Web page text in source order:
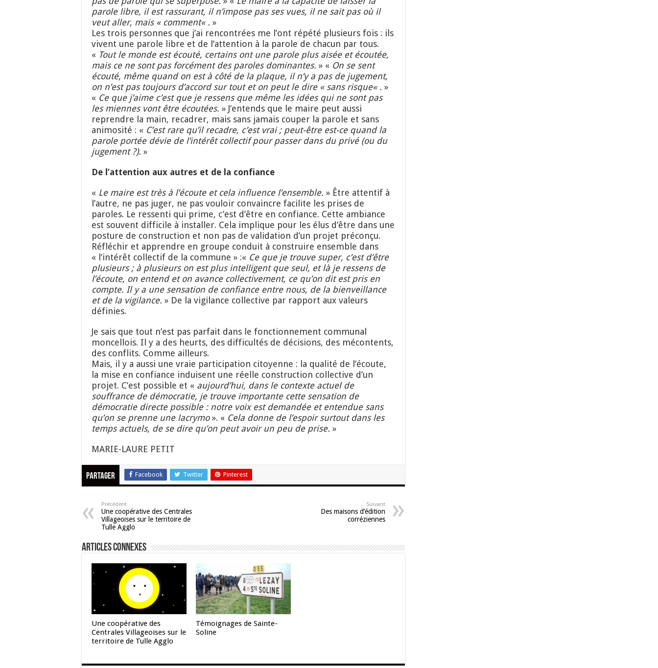
parole libre, il est rassurant, il n’impose pas ses vues, il ne sait pas où il
veut aller, mais « comment« . »
Les trois personnes que j’ai rencontrées me l’ont répété plusieurs fois : ils
vivent une parole libre et de l’attention à la parole de chacun par tous.
« Tout le monde est écouté, certains ont une parole plus aisée et écoutée,
mais ce ne sont pas forcément des paroles dominantes. » « On se sent
écouté, même quand on est à côté de la plaque, il n’y a pas de jugement,
on n’est pas toujours d’accord sur tout et on peut le dire « sans risque« . »
« Ce que j’aime c’est que je ressens quemême les idées qui ne sont pas
les miennes vont être écoutées. » J’entends que le maire peut aussi
reprendre la main, recadrer, mais sans jamais couper la parole et sans
animosité : « C’est rare qu’il recadre, c’est vrai ; peut-être est-ce quand la
parole portée dévie de l’intérêt collectif pour passer dans du privé (ou du
jugement ?). »
De l’attention aux autres et de la confiance
« Le maire est très à l’écoute et cela influence l’ensemble. » Être attentif à
l’autre, ne pas juger, ne pas vouloir convaincre facilite les prises de
paroles. Le ressenti qui prime, c’est d’être en confiance. Cette ambiance
est souvent difficile à installer. Cela implique pour les élus d’être dans une
posture de construction et non pas de validation d’un projet préconçu.
Réfléchir et apprendre en groupe conduit à construire ensemble dans
« l’intérêt collectif de la commune » :« Ce que je trouve super, c’est d’être
plusieurs ; à plusieurs on est plus intelligent que seul, et là je ressens de
l’écoute, on entend et on avance collectivement, ce qu’on dit est pris en
compte. Il y a une sensation de confiance entre nous, de la bienveillance
et de la vigilance. » De la vigilance collective par rapport aux valeurs
définies.
Je sais que tout n’est pas parfait dans le fonctionnement communal
moncellois. Il y a des heurts, des difficultés de décisions, des mécontents,
des conflits. Comme ailleurs.
Mais, il y a aussi une vraie participation citoyenne : la qualité de l’écoute,
la mise en confiance induisent une réelle construction collective d’un
projet. C’est possible et « aujourd’hui, dans le contexte actuel de
souffrance de démocratie, je trouve importante cette sensation de
démocratie directe possible : notre voix est demandée et entendue sans
qu’on se prenne une lacrymo». « Cela donne de l’espoir surtout dans les
temps actuels, de se dire qu’on peut avoir un peu de prise. »
MARIE-LAURE PETIT
Partager Facebook Twitter Pinterest
Précédent
Une coopérative des Centrales
Villageoises sur le territoire de
Tulle Agglo
Suivant
Des maisons d’édition
corréziennes
Articles connexes
Une coopérative des
Centrales Villageoises sur le
territoire de Tulle Agglo
Témoignages de Sainte-
Soline